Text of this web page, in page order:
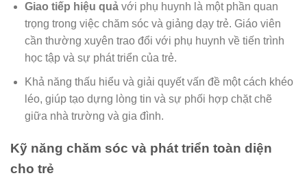
Giao tiếp hiệu quảvới phụ huynh là một phần quan
trọng trong việc chăm sóc và giảng dạy trẻ. Giáo viên
cần thường xuyên trao đổi với phụ huynh về tiến trình
học tập và sự phát triển của trẻ.
Khả năng thấu hiểu và giải quyết vấn đề một cách khéo
léo, giúp tạo dựng lòng tin và sự phối hợp chặt chẽ
giữa nhà trường và gia đình.
Kỹ năng chăm sóc và phát triển toàn diện
cho trẻ